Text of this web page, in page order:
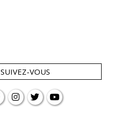
SUIVEZ-VOUS